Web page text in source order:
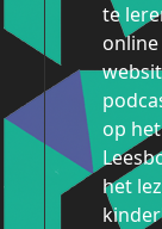
te
op
het